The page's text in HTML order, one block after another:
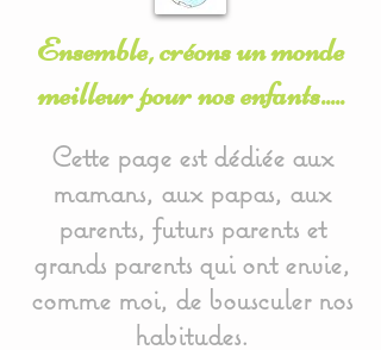
Ensemble, créons un monde
meilleur pour nos enfants.....
Cette page est dédiée aux
mamans, aux papas, aux
parents, futurs parents et
grands parents qui ont envie,
comme moi, de bousculer nos
habitudes.